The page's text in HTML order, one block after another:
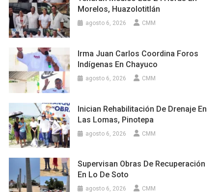
Morelos, Huazolotitlán
agosto 6, 2026 CMM
Irma Juan Carlos Coordina Foros
Indígenas En Chayuco
agosto 6, 2026 CMM
Inician Rehabilitación De Drenaje En
Las Lomas, Pinotepa
agosto 6, 2026 CMM
Supervisan Obras De Recuperación
En Lo De Soto
agosto 6, 2026 CMM